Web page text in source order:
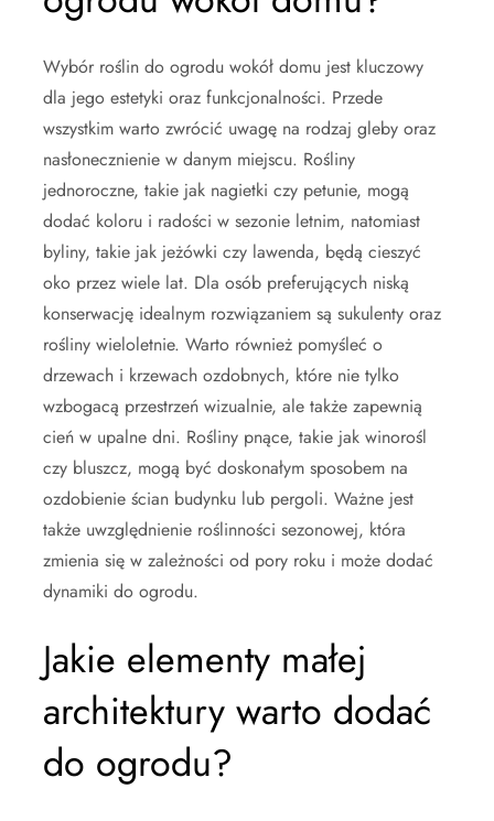
Wybór roślin do ogrodu wokół domu jest kluczowy
dla jego estetyki oraz funkcjonalności. Przede
wszystkim warto zwrócić uwagę na rodzaj gleby oraz
nasłonecznienie w danym miejscu. Rośliny
jednoroczne, takie jak nagietki czy petunie, mogą
dodać koloru i radości w sezonie letnim, natomiast
byliny, takie jak jeżówki czy lawenda, będą cieszyć
oko przez wiele lat. Dla osób preferujących niską
konserwację idealnym rozwiązaniem są sukulenty oraz
rośliny wieloletnie. Warto również pomyśleć o
drzewach i krzewach ozdobnych, które nie tylko
wzbogacą przestrzeń wizualnie, ale także zapewnią
cień w upalne dni. Rośliny pnące, takie jak winorośl
czy bluszcz, mogą być doskonałym sposobem na
ozdobienie ścian budynku lub pergoli. Ważne jest
także uwzględnienie roślinności sezonowej, która
zmienia się w zależności od pory roku i może dodać
dynamiki do ogrodu.
Jakie elementy małej
architektury warto dodać
do ogrodu?